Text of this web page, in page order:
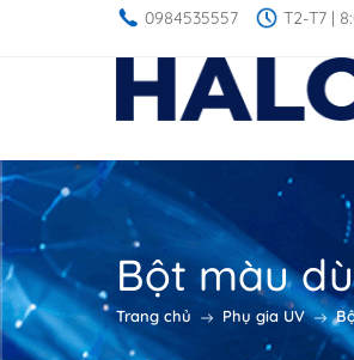
0984535557 T2-T7 |
Bột màu
Trang chủ Phụ gia UV